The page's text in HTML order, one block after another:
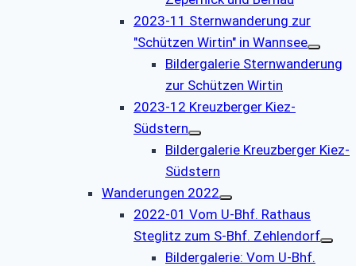
2023-11 Sternwanderung zur
"Schützen Wirtin" in Wannsee
Bildergalerie Sternwanderung
zur Schützen Wirtin
2023-12 Kreuzberger Kiez-
Südstern
Bildergalerie Kreuzberger Kiez-
Südstern
Wanderungen 2022
2022-01 Vom U-Bhf. Rathaus
Steglitz zum S-Bhf. Zehlendorf
Bildergalerie: Vom U-Bhf.